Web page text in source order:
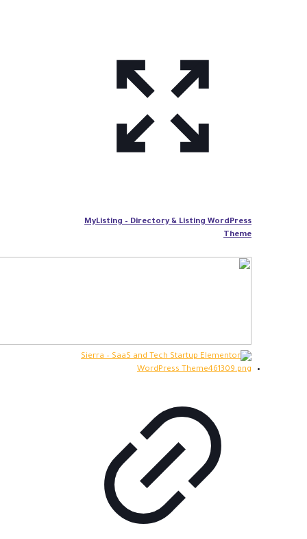
MyListing – Directory & Listing WordPress
Theme